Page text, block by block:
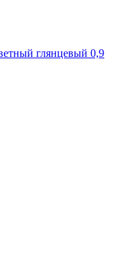
глянцевый 0,9